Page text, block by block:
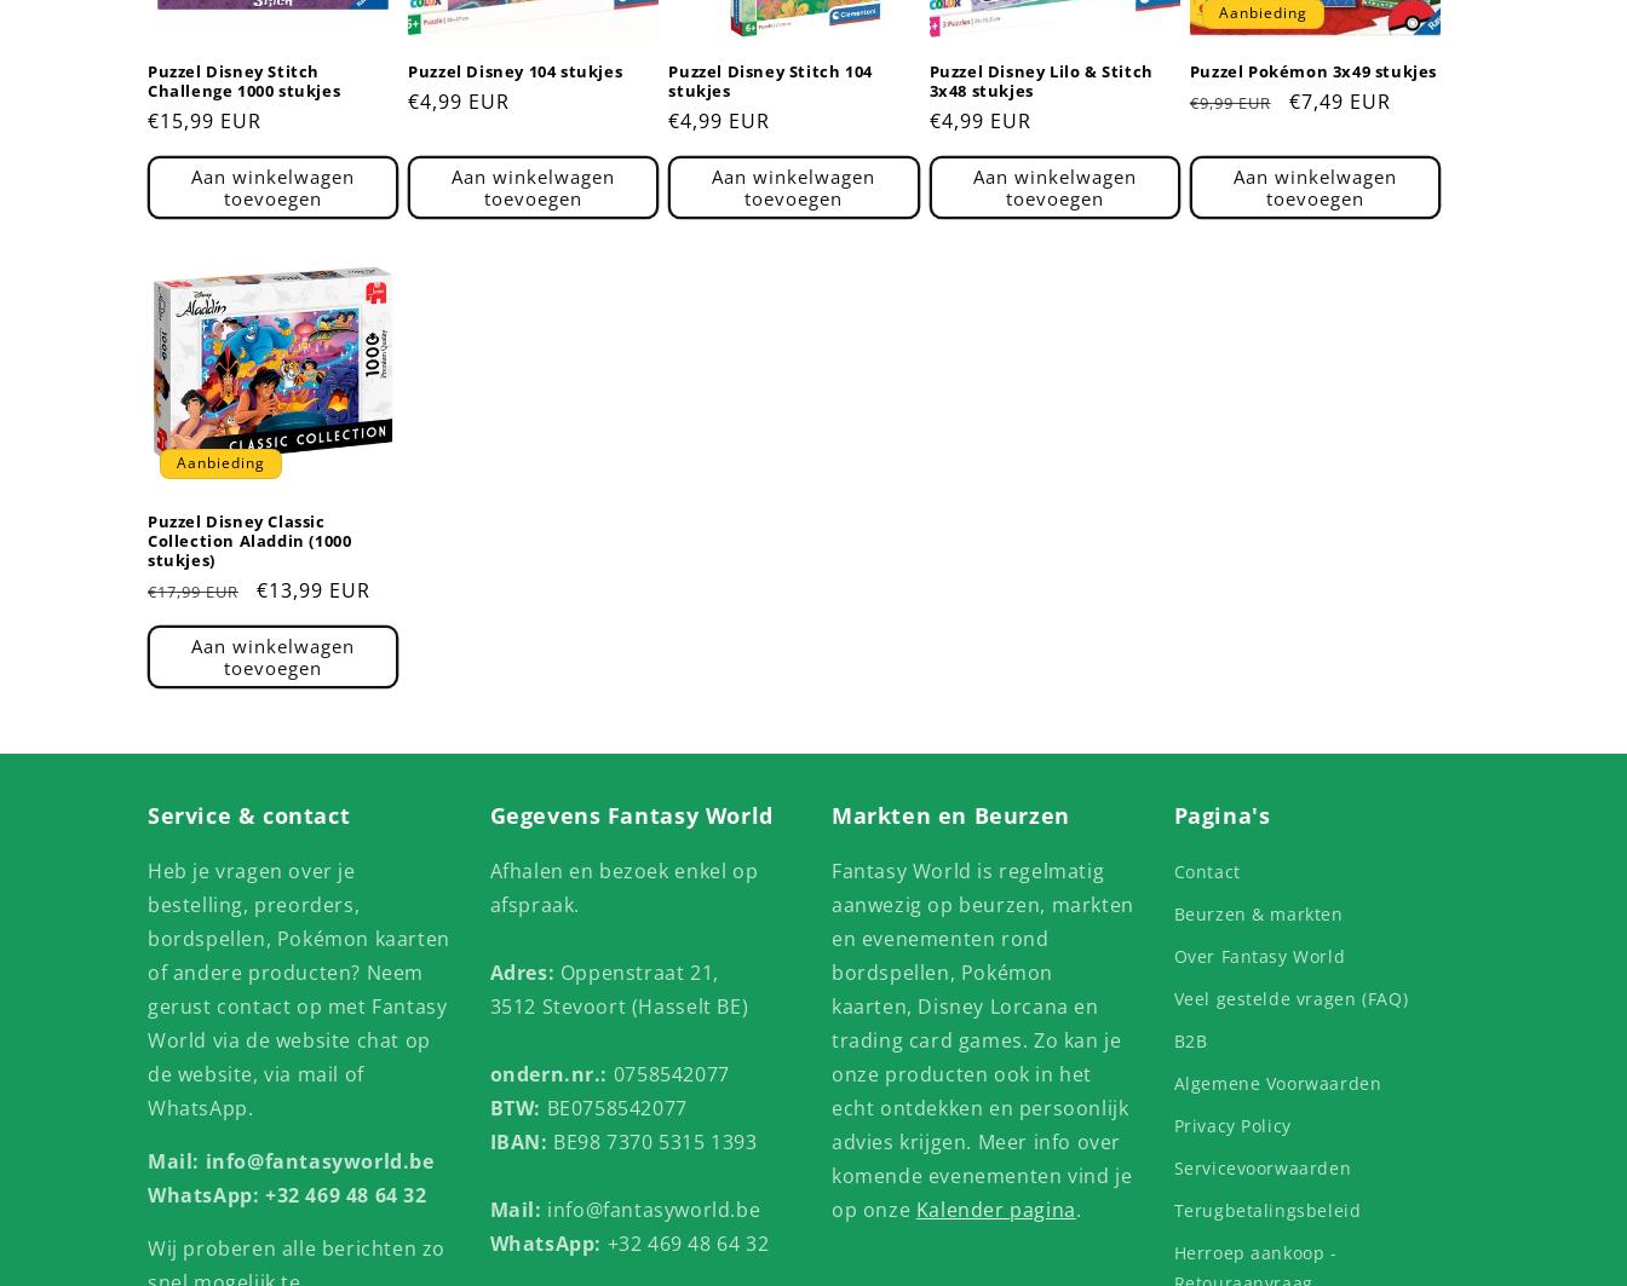
Puzzel Disney Stitch
Challenge 1000 stukjes
Normale
prijs
€15,99 EUR
Aan winkelwagen
toevoegen
Puzzel Disney 104 stukjes
Normale
€4,99 EUR
Aan winkelwagen
toevoegen
Puzzel Disney Stitch 104
stukjes
Normale
prijs
€4,99 EUR
Aan winkelwagen
toevoegen
Puzzel Disney Lilo & Stitch
3x48 stukjes
Normale
prijs
€4,99 EUR
Aan winkelwagen
toevoegen
Aanbieding
Puzzel Pokémon 3x49 stukjes
Normale
€9,99 EUR Aanbiedingsprijs
€7,49 EUR
Aan winkelwagen
toevoegen
Aanbieding
Puzzel Disney Classic
Collection Aladdin (1000
stukjes)
Normale
prijs
€17,99 EUR Aanbiedingsprijs
€13,99 EUR
Aan winkelwagen
toevoegen
Service & contact
Heb je vragen over je
bestelling, preorders,
bordspellen, Pokémon kaarten
of andere producten? Neem
gerust contact op met Fantasy
World via de website chat op
de website, via mail of
WhatsApp.
Mail: info@fantasyworld.be
WhatsApp: +32 469 48 64 32
Wij proberen alle berichten zo
Gegevens Fantasy World
Afhalen en bezoek enkel op
afspraak.
Adres: Oppenstraat 21,
3512 Stevoort (Hasselt BE)
ondern.nr.: 0758542077
BTW: BE0758542077
IBAN: BE98 7370 5315 1393
Mail: info@fantasyworld.be
WhatsApp: +32 469 48 64 32
Markten en Beurzen
Fantasy World is regelmatig
aanwezig op beurzen, markten
en evenementen rond
bordspellen, Pokémon
kaarten, Disney Lorcana en
trading card games. Zo kan je
onze producten ook in het
echt ontdekken en persoonlijk
advies krijgen. Meer info over
komende evenementen vind je
op onze Kalender pagina.
Pagina's
Contact
Beurzen & markten
Over Fantasy World
Veel gestelde vragen (FAQ)
B2B
Algemene Voorwaarden
Privacy Policy
Servicevoorwaarden
Terugbetalingsbeleid
Herroep aankoop -